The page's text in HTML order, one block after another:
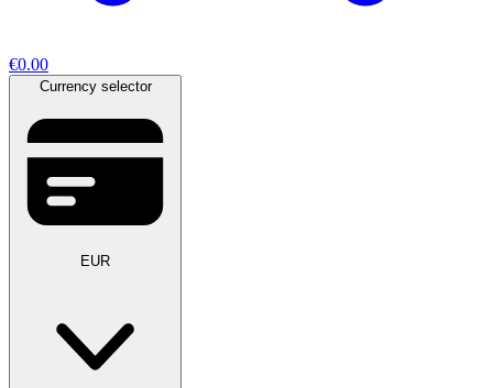
€0.00
Currency selector
EUR